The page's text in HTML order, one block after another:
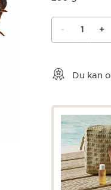
- 1 +
Du kan